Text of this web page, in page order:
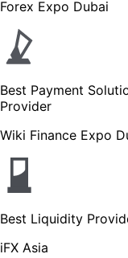
Forex Expo Dubai
Best Payment
Provider
Wiki Finance Expo
Best Liquidity
iFX Asia